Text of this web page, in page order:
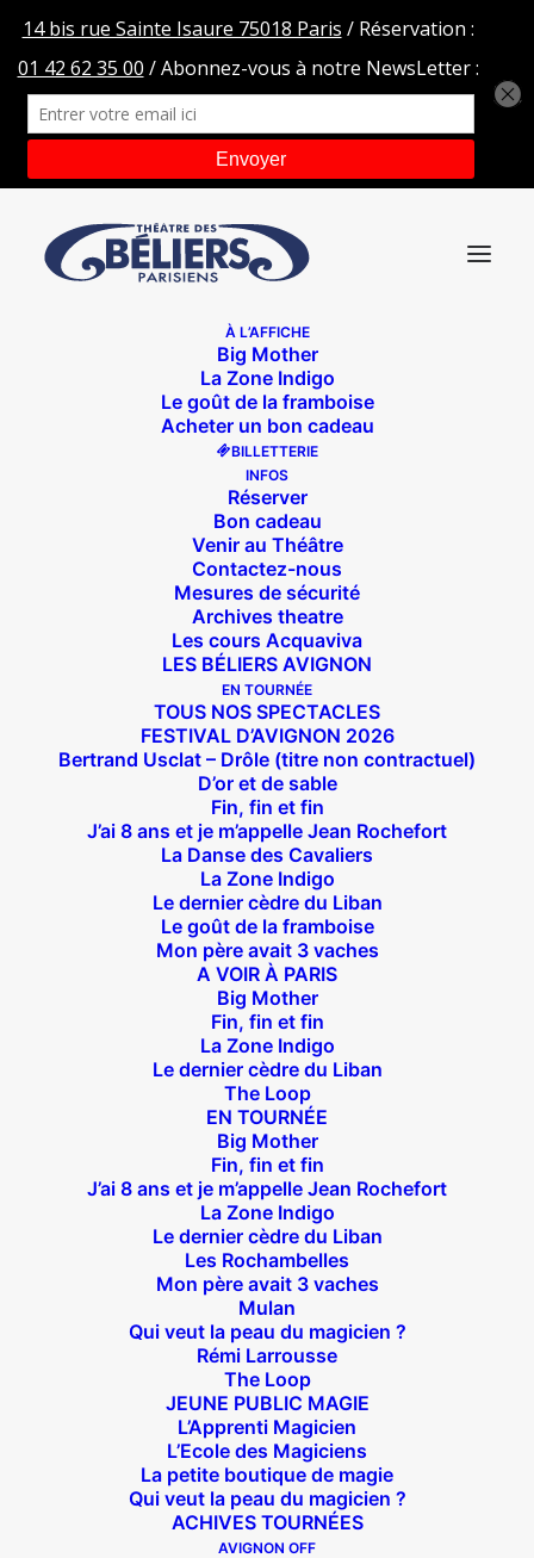
À L’AFFICHE
Big Mother
La Zone Indigo
Le goût de la framboise
Acheter un bon cadeau
BILLETTERIE
INFOS
Réserver
Bon cadeau
Venir au Théâtre
Contactez-nous
Mesures de sécurité
Archives theatre
Les cours Acquaviva
LES BÉLIERS AVIGNON
EN TOURNÉE
TOUS NOS SPECTACLES
FESTIVAL D’AVIGNON 2026
Bertrand Usclat – Drôle (titre non contractuel)
D’or et de sable
Fin, fin et fin
J’ai 8 ans et je m’appelle Jean Rochefort
La Danse des Cavaliers
La Zone Indigo
Le dernier cèdre du Liban
Le goût de la framboise
Mon père avait 3 vaches
A VOIR À PARIS
Big Mother
Fin, fin et fin
La Zone Indigo
Le dernier cèdre du Liban
The Loop
EN TOURNÉE
Big Mother
Fin, fin et fin
J’ai 8 ans et je m’appelle Jean Rochefort
La Zone Indigo
Le dernier cèdre du Liban
Les Rochambelles
Mon père avait 3 vaches
Mulan
Qui veut la peau du magicien ?
Rémi Larrousse
The Loop
JEUNE PUBLIC MAGIE
L’Apprenti Magicien
L’Ecole des Magiciens
La petite boutique de magie
Qui veut la peau du magicien ?
ACHIVES TOURNÉES
AVIGNON OFF
gUERRES ET cAHNSONS Header
Accueil
gUERRES ET cAHNSONS Header
gUERRES ET cAHNSONS Header
Suivez nous !
Théâtre des Béliers Parisiens
14 bis rue Sainte Isaure 75018 Paris– M° Jules
Joffrin / Simplon – Loc :01 42 62 35 00
À l’affiche
Big Mother